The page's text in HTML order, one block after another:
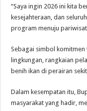
“Saya ingin 2026 ini kita
kesejahteraan, dan
program menuju
Sebagai simbol
lingkungan, rangkaian
benih ikan di perairan
Dalam kesempatan itu,
masyarakat yang hadir,